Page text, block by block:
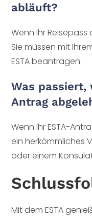
abläuft?
Wenn Ihr Reisepass
Sie müssen mit
ESTA beantragen.
Was passiert,
Antrag
Wenn Ihr ESTA-
ein herkömmliches
oder einem
Mit dem ESTA